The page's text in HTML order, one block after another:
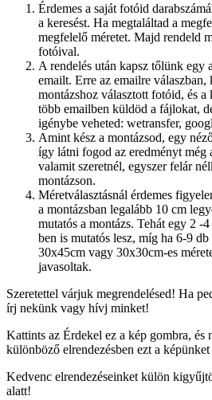
Érdemes a saját fotóid
a keresést. Ha megtaláltad a
megfelelő méretet. Majd rendeld
fotóival.
A rendelés után kapsz tőlünk egy
emailt. Erre az emailre
montázshoz választott fotóid, és
több emailben küldöd a fájlokat,
igénybe veheted: wetransfer,
Amint kész a montázsod, egy
így látni fogod az eredményt még
valamit szeretnél, egyszer felár
montázson.
Méretválasztásnál érdemes
a montázsban legalább 10 cm
mutatós a montázs. Tehát egy 2 -
ben is mutatós lesz, míg ha 6-9
30x45cm vagy 30x30cm-es
javasoltak.
Szeretettel várjuk megrendelésed! Ha
írj nekünk vagy hívj minket!
Kattints az Érdekel ez a kép gombra, és
különböző elrendezésben ezt a
Kedvenc elrendezéseinket külön
alatt!